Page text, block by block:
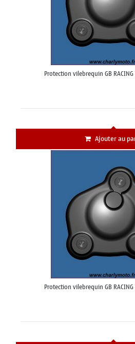
Protection vilebrequin GB
Ajouter au
Protection vilebrequin GB